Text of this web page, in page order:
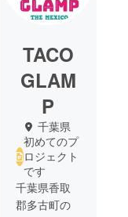
TACO
GLAM
P
千葉県
初めてのプ
ロジェクト
です
千葉県香取
郡多古町の